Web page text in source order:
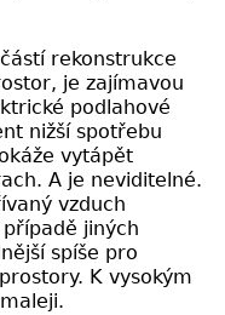
rekonstrukce
je zajímavou
podlahové
nižší spotřebu
vytápět
A je neviditelné.
vzduch
jiných
spíše pro
K vysokým